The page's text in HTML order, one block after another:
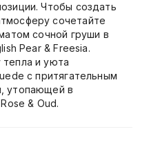
Чтобы создать
сочетайте
сочной груши в
Pear & Freesia.
и уюта
с притягательным
утопающей в
& Oud.